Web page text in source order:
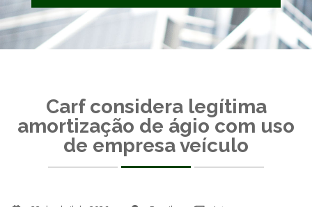
Carf considera legítima
amortização de ágio com uso
de empresa veículo